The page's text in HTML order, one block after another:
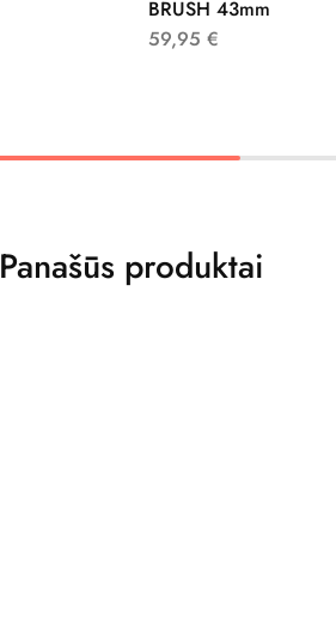
BRUSH 43mm
59,95 €
Panašūs produktai